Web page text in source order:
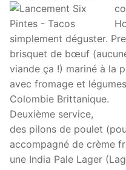
simplement déguster.
brisquet de bœuf
viande ça !) mariné à la
avec fromage et
Colombie Brittanique.
Deuxième service,
des pilons de poulet
accompagné de crème
une India Pale Lager